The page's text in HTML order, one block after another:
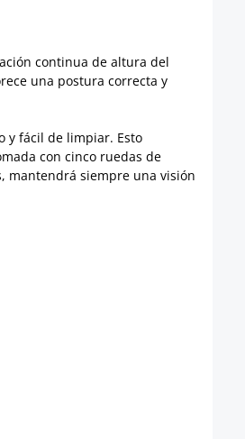
continua de altura del
una postura correcta y
y fácil de limpiar. Esto
con cinco ruedas de
mantendrá siempre una visión